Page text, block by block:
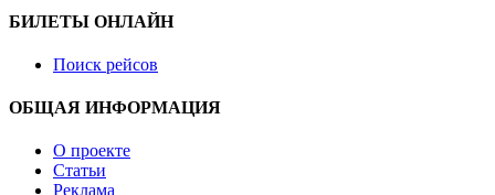
БИЛЕТЫ ОНЛАЙН
Поиск рейсов
ОБЩАЯ ИНФОРМАЦИЯ
О проекте
Статьи
Реклама